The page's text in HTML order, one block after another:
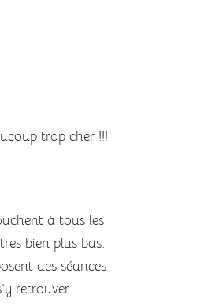
trop cher !!!
à tous les
bien plus bas.
des séances
retrouver.